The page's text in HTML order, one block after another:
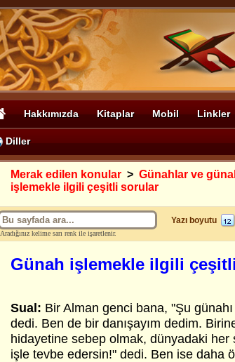
Hakkımızda Kitaplar Mobil Linkler
Diller
Merak edilen konular > Günahlar ve
işlemekle ilgili çeşitli sorular
Aradığınız kelime sarı renk ile işaretlenir.
Yazı boyutu
Günah işlemekle ilgili
Sual: Bir Alman genci bana, "Şu
dedi. Ben de bir danışayım dedim.
hidayetine sebep olmak, dünyadaki her
işle tevbe edersin!" dedi. Ben ise daha